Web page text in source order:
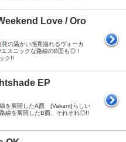
Love / Oro
の温かい感覚溢れるヴォーカ
スニックな路線のB面も◎！
ク!!
EP
を展開したA面、[Vakant]らしい
線を展開したB面、それぞれ◎!!